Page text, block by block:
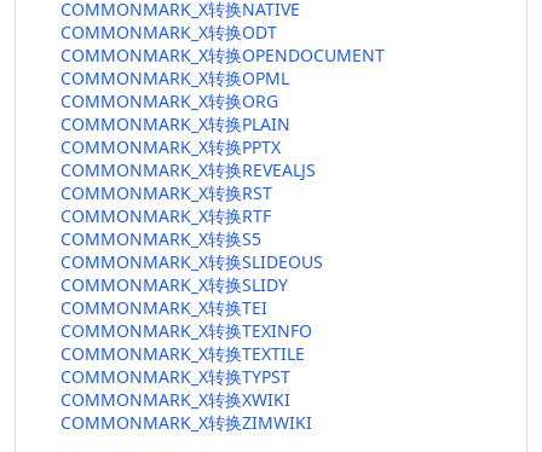
COMMONMARK_X转换NATIVE
COMMONMARK_X转换ODT
COMMONMARK_X转换OPENDOCUMENT
COMMONMARK_X转换OPML
COMMONMARK_X转换ORG
COMMONMARK_X转换PLAIN
COMMONMARK_X转换PPTX
COMMONMARK_X转换REVEALJS
COMMONMARK_X转换RST
COMMONMARK_X转换RTF
COMMONMARK_X转换S5
COMMONMARK_X转换SLIDEOUS
COMMONMARK_X转换SLIDY
COMMONMARK_X转换TEI
COMMONMARK_X转换TEXINFO
COMMONMARK_X转换TEXTILE
COMMONMARK_X转换TYPST
COMMONMARK_X转换XWIKI
COMMONMARK_X转换ZIMWIKI